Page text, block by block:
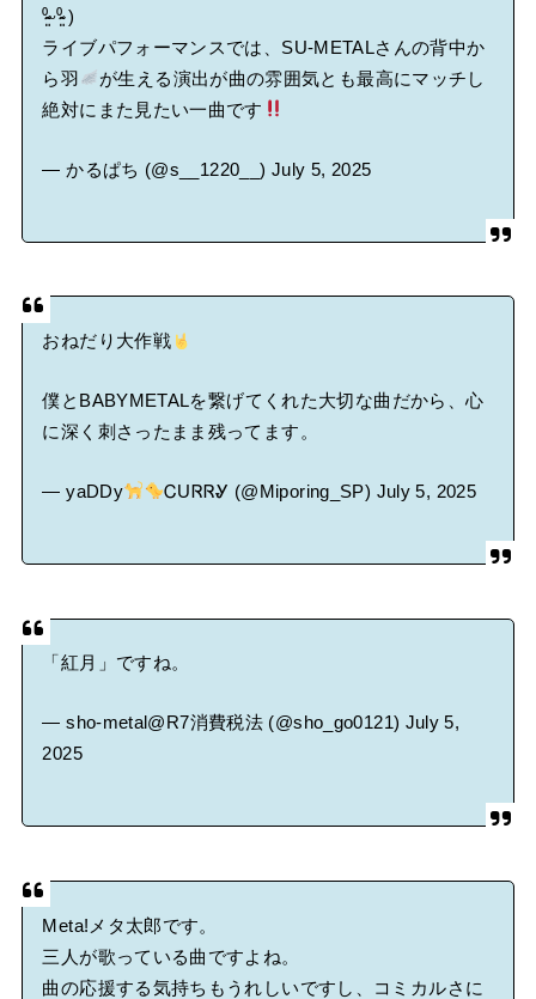
⁰̷̴͈ᵕ⁰̷̴͈ )
ライブパフォーマンスでは、SU-METALさんの背中か
ら羽
が生える演出が曲の雰囲気とも最高にマッチし
絶対にまた見たい一曲です
— かるぱち (@s__1220__) July 5, 2025
おねだり大作戦
僕とBABYMETALを繋げてくれた大切な曲だから、心
に深く刺さったまま残ってます。
— yaDDy ᏟUᏒᏒᎽ (@Miporing_SP) July 5, 2025
「紅月」ですね。
— sho-metal@R7消費税法 (@sho_go0121) July 5,
2025
Meta!メタ太郎です。
三人が歌っている曲ですよね。
曲の応援する気持ちもうれしいですし、コミカルさに